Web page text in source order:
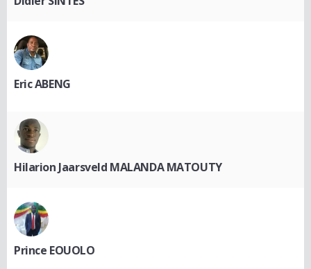
Eric ABENG
Hilarion Jaarsveld MALANDA MATOUTY
Prince EOUOLO